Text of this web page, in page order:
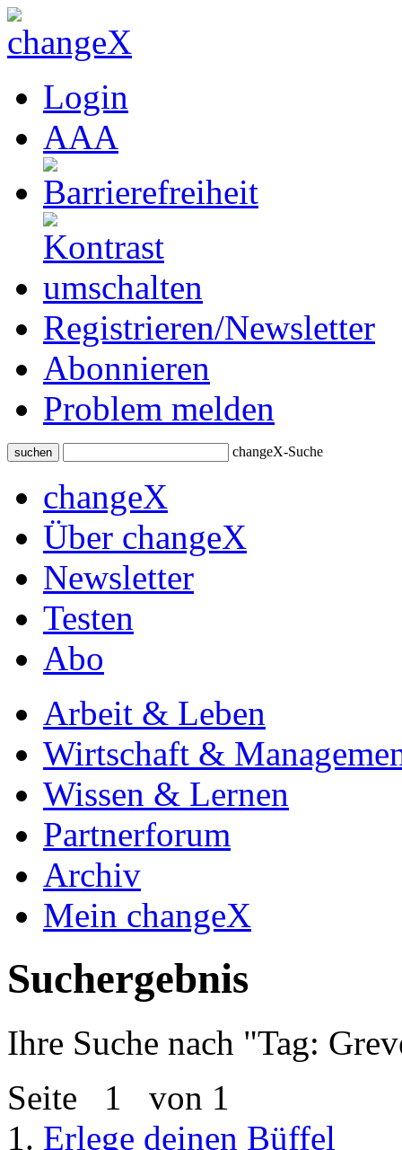
Login
AAA
Registrieren/Newsletter
Abonnieren
Problem melden
suchen changeX-Suche
changeX
Über changeX
Newsletter
Testen
Abo
Arbeit & Leben
Wirtschaft &
Wissen & Lernen
Partnerforum
Archiv
Mein changeX
Suchergebnis
Ihre Suche nach "Tag:
Seite 1 von 1
1. Erlege deinen Büffel